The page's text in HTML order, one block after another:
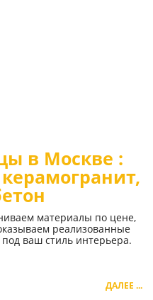
в Москве :
материалы по цене,
реализованные
ваш стиль интерьера.
ДАЛЕЕ ...